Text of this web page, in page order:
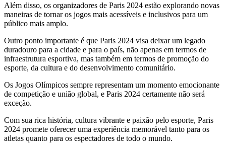
Além disso, os organizadores de Paris 2024 estão explorando novas
maneiras de tornar os jogos mais acessíveis e inclusivos para um
público mais amplo.
Outro ponto importante é que Paris 2024 visa deixar um legado
duradouro para a cidade e para o país, não apenas em termos de
infraestrutura esportiva, mas também em termos de promoção do
esporte, da cultura e do desenvolvimento comunitário.
Os Jogos Olímpicos sempre representam um momento emocionante
de competição e união global, e Paris 2024 certamente não será
exceção.
Com sua rica história, cultura vibrante e paixão pelo esporte, Paris
2024 promete oferecer uma experiência memorável tanto para os
atletas quanto para os espectadores de todo o mundo.